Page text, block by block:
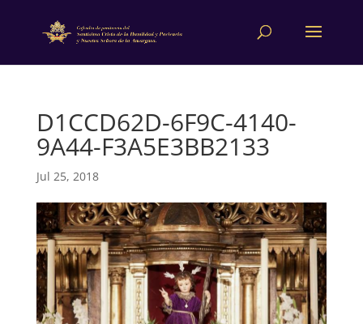
D1CCD62D-6F9C-4140-
9A44-F3A5E3BB2133
Jul 25, 2018